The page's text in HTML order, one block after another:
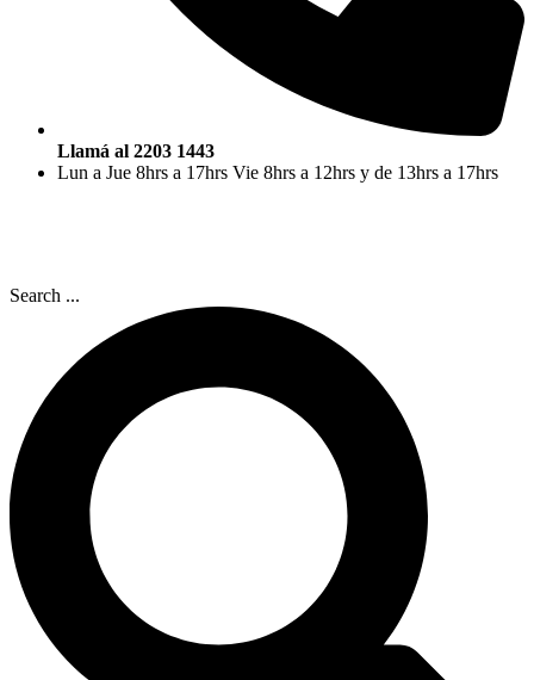
Llamá al 2203 1443
Lun a Jue 8hrs a 17hrs Vie 8hrs a 12hrs y de 13hrs a 17hrs
Search ...